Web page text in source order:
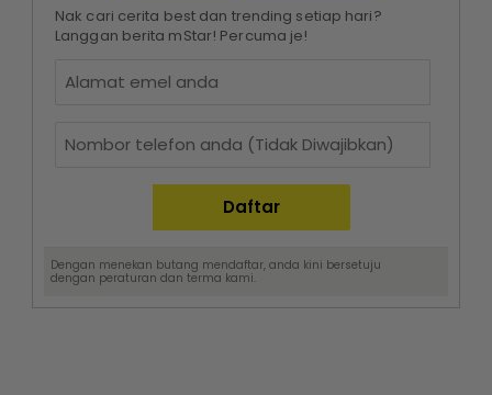
Nak cari cerita best dan trending setiap hari?
Langgan berita mStar! Percuma je!
Dengan menekan butang mendaftar, anda kini bersetuju
dengan peraturan dan terma kami.